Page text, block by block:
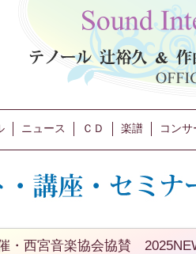
ニュース ＣＤ 楽譜 コン
・西宮音楽協会協賛